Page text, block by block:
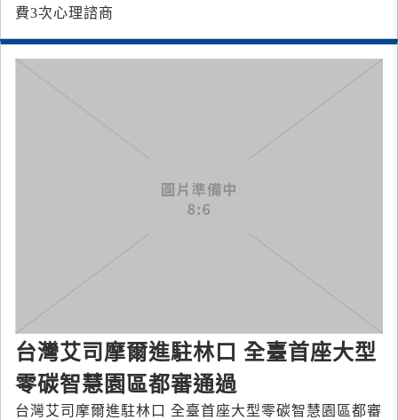
費3次心理諮商
台灣艾司摩爾進駐林口 全臺首座大型
零碳智慧園區都審通過
台灣艾司摩爾進駐林口 全臺首座大型零碳智慧園區都審